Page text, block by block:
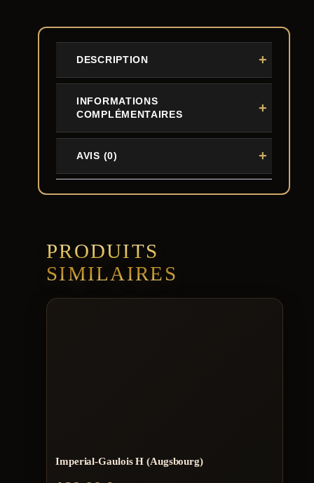
DESCRIPTION
INFORMATIONS
COMPLÉMENTAIRES
AVIS (0)
PRODUITS
SIMILAIRES
Imperial-Gaulois H (Augsbourg)